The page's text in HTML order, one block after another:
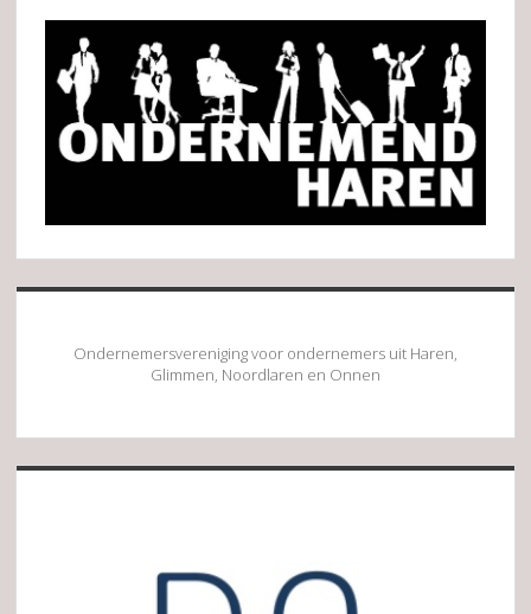
Ondernemersvereniging voor ondernemers uit Haren,
Glimmen, Noordlaren en Onnen